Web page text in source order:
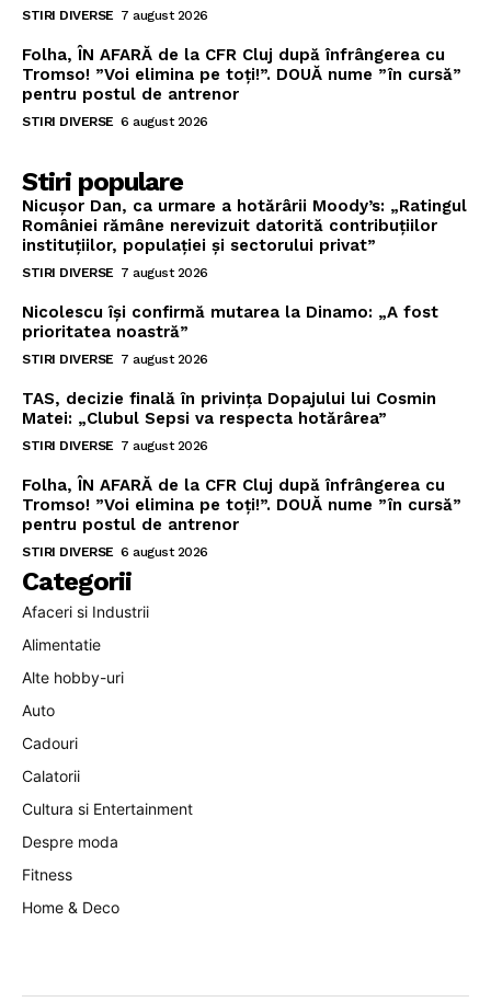
STIRI DIVERSE 7 august 2026
Folha, ÎN AFARĂ de la CFR Cluj după înfrângerea cu
Tromso! ”Voi elimina pe toți!”. DOUĂ nume ”în cursă”
pentru postul de antrenor
STIRI DIVERSE 6 august 2026
Stiri populare
Nicușor Dan, ca urmare a hotărârii Moody’s: „Ratingul
României rămâne nerevizuit datorită contribuțiilor
instituțiilor, populației și sectorului privat”
STIRI DIVERSE 7 august 2026
Nicolescu își confirmă mutarea la Dinamo: „A fost
prioritatea noastră”
STIRI DIVERSE 7 august 2026
TAS, decizie finală în privința Dopajului lui Cosmin
Matei: „Clubul Sepsi va respecta hotărârea”
STIRI DIVERSE 7 august 2026
Folha, ÎN AFARĂ de la CFR Cluj după înfrângerea cu
Tromso! ”Voi elimina pe toți!”. DOUĂ nume ”în cursă”
pentru postul de antrenor
STIRI DIVERSE 6 august 2026
Categorii
Afaceri si Industrii
Alimentatie
Alte hobby-uri
Auto
Cadouri
Calatorii
Cultura si Entertainment
Despre moda
Fitness
Home & Deco